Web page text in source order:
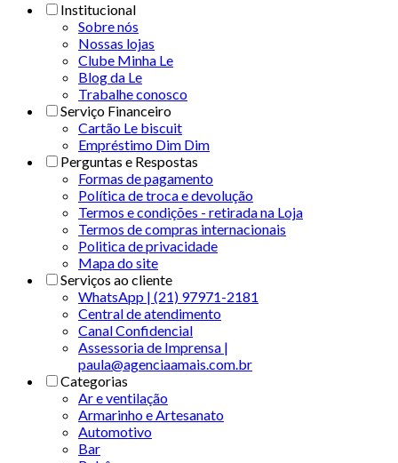
Institucional
Sobre nós
Nossas lojas
Clube Minha Le
Blog da Le
Trabalhe conosco
Serviço Financeiro
Cartão Le biscuit
Empréstimo Dim Dim
Perguntas e Respostas
Formas de pagamento
Política de troca e devolução
Termos e condições - retirada na Loja
Termos de compras internacionais
Politica de privacidade
Mapa do site
Serviços ao cliente
WhatsApp | (21) 97971-2181
Central de atendimento
Canal Confidencial
Assessoria de Imprensa |
paula@agenciaamais.com.br
Categorias
Ar e ventilação
Armarinho e Artesanato
Automotivo
Bar